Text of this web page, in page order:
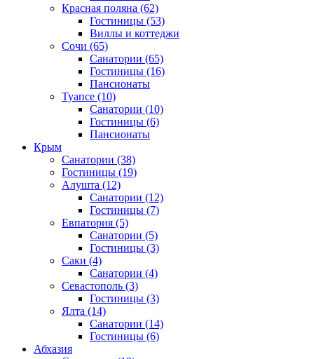
Красная поляна (62)
Гостиницы (53)
Виллы и коттеджи
Сочи (65)
Санатории (65)
Гостиницы (16)
Пансионаты
Туапсе (10)
Санатории (10)
Гостиницы (6)
Пансионаты
Крым
Санатории (38)
Гостиницы (19)
Алушта (12)
Санатории (12)
Гостиницы (7)
Евпатория (5)
Санатории (5)
Гостиницы (3)
Саки (4)
Санатории (4)
Севастополь (3)
Гостиницы (3)
Ялта (14)
Санатории (14)
Гостиницы (6)
Абхазия